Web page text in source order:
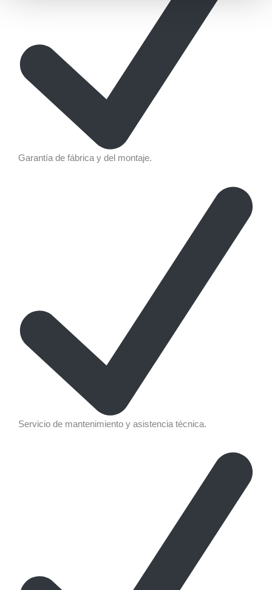
Garantía de fábrica y del montaje.
Servicio de mantenimiento y asistencia técnica.